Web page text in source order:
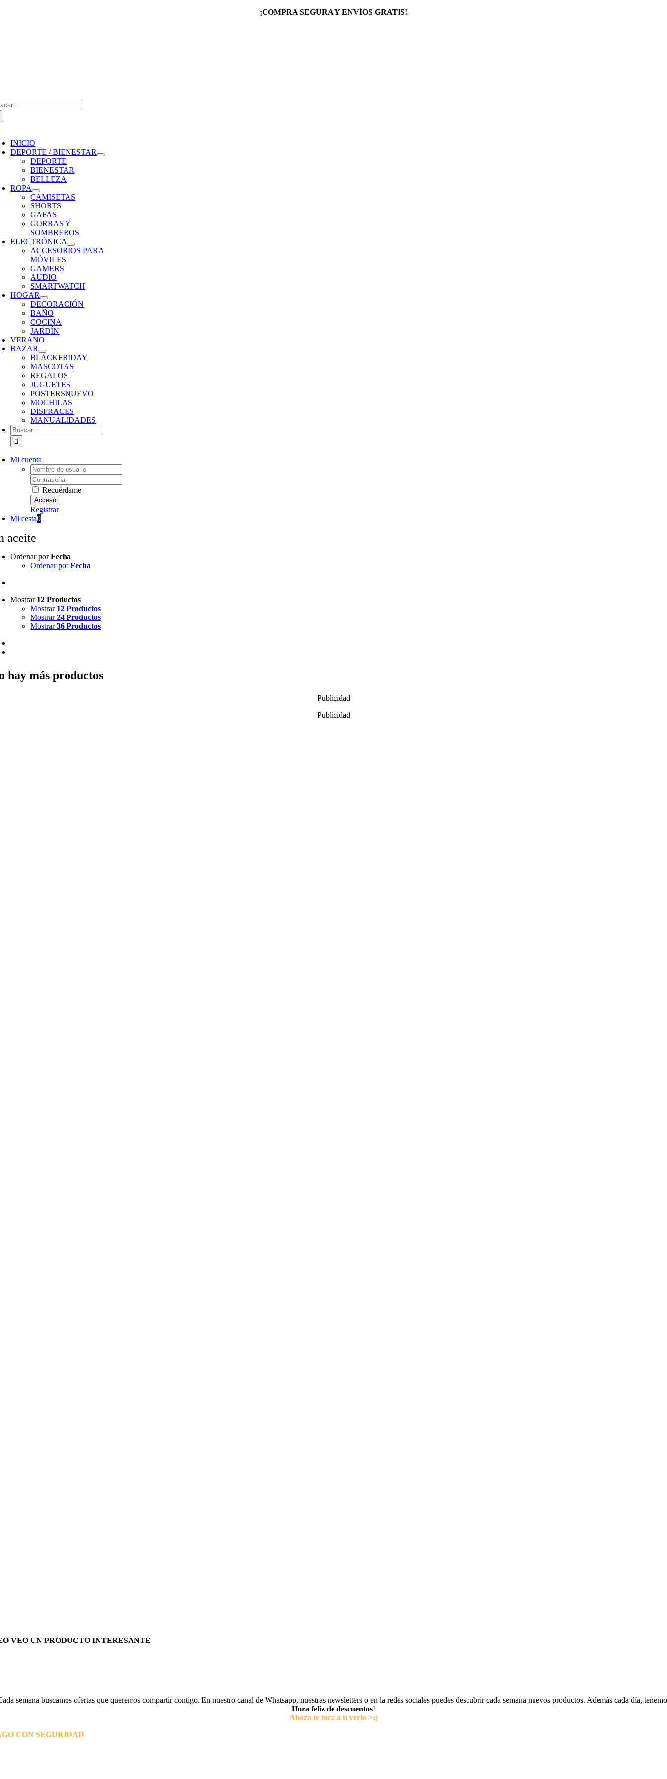
¡COMPRA SEGURA Y ENVÍOS GRATIS!
INICIO
DEPORTE / BIENESTAR
DEPORTE
BIENESTAR
BELLEZA
ROPA
CAMISETAS
SHORTS
GAFAS
GORRAS Y
SOMBREROS
ELECTRÓNICA
ACCESORIOS PARA
MÓVILES
GAMERS
AUDIO
SMARTWATCH
HOGAR
DECORACIÓN
BAÑO
COCINA
JARDÍN
VERANO
BAZAR
BLACKFRIDAY
MASCOTAS
REGALOS
JUGUETES
POSTERSNUEVO
MOCHILAS
DISFRACES
MANUALIDADES
Buscar:
Mi cuenta
Username:
Password:
Recuérdame
Registrar
Mi cesta0
aceite
Ordenar porFecha
Ordenar porFecha
Mostrar 12 Productos
Mostrar 12 Productos
Mostrar24 Productos
Mostrar36 Productos
hay más productos
Publicidad
Publicidad
VEO UN PRODUCTO INTERESANTE
semana buscamos ofertas que queremos compartir contigo. En nuestro canal de Whatsapp, nuestras newsletters o en la redes sociales puedes descubrir cada semana nuevos productos. Además cada día,
Hora feliz de descuentos!
Ahora te toca a tí verlo >:)
CON SEGURIDAD